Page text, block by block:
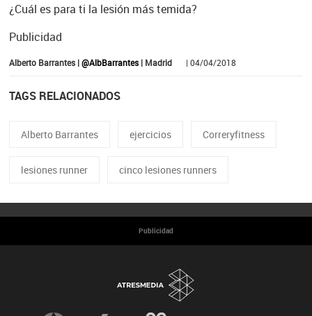
¿Cuál es para ti la lesión más temida?
Publicidad
Alberto Barrantes |@AlbBarrantes| Madrid | 04/04/2018
TAGS RELACIONADOS
Alberto Barrantes ejercicios Correryfitness
lesiones runner cinco lesiones runners
Publicidad